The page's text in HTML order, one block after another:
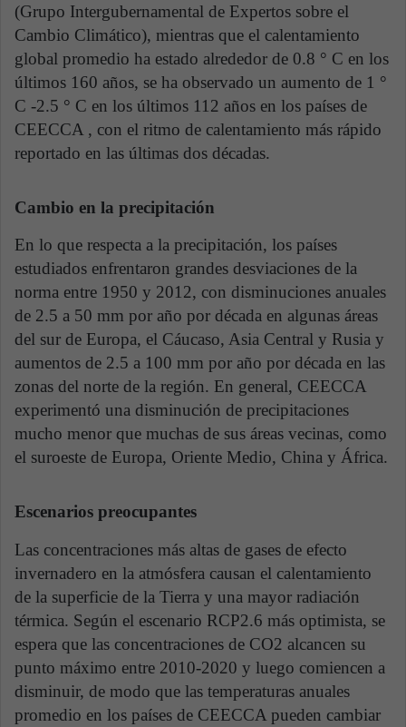
(Grupo Intergubernamental de Expertos sobre el
Cambio Climático), mientras que el calentamiento
global promedio ha estado alrededor de 0.8 ° C en los
últimos 160 años, se ha observado un aumento de 1 °
C -2.5 ° C en los últimos 112 años en los países de
CEECCA , con el ritmo de calentamiento más rápido
reportado en las últimas dos décadas.
Cambio en la precipitación
En lo que respecta a la precipitación, los países
estudiados enfrentaron grandes desviaciones de la
norma entre 1950 y 2012, con disminuciones anuales
de 2.5 a 50 mm por año por década en algunas áreas
del sur de Europa, el Cáucaso, Asia Central y Rusia y
aumentos de 2.5 a 100 mm por año por década en las
zonas del norte de la región. En general, CEECCA
experimentó una disminución de precipitaciones
mucho menor que muchas de sus áreas vecinas, como
el suroeste de Europa, Oriente Medio, China y África.
Escenarios preocupantes
Las concentraciones más altas de gases de efecto
invernadero en la atmósfera causan el calentamiento
de la superficie de la Tierra y una mayor radiación
térmica. Según el escenario RCP2.6 más optimista, se
espera que las concentraciones de CO2 alcancen su
punto máximo entre 2010-2020 y luego comiencen a
disminuir, de modo que las temperaturas anuales
promedio en los países de CEECCA pueden cambiar